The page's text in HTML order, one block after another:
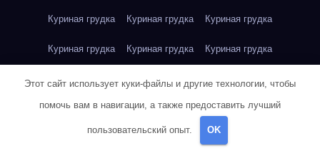
Куриная грудка Куриная грудка Куриная грудка
Куриная грудка Куриная грудка Куриная грудка
Куриная грудка Куриное яйцо Куриное яйцо
Куриное яйцо Куриное яйцо Куриное яйцо Куриное яйцо
Этот сайт использует куки-файлы и другие технологии, чтобы
помочь вам в навигации, а также предоставить лучший
пользовательский опыт. OK